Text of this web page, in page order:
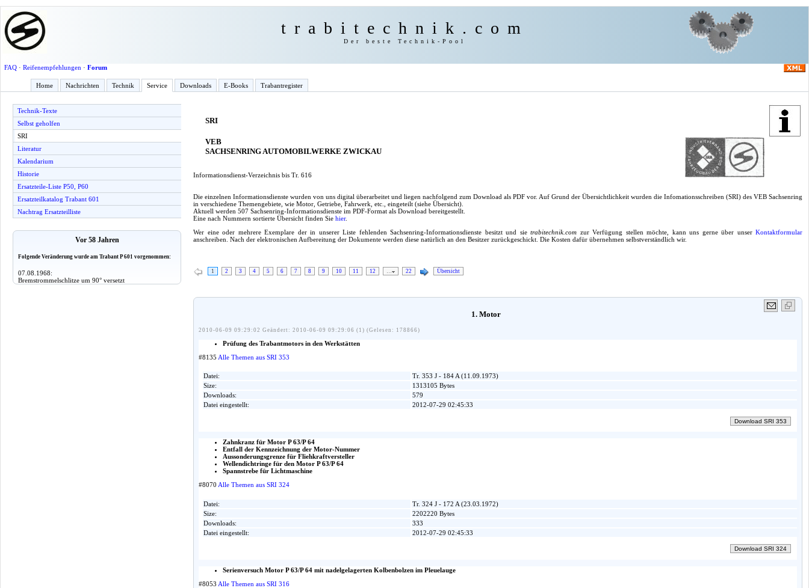
trabitechnik.com
Der beste Technik-Pool
FAQ· Reifenempfehlungen · Forum
Home Nachrichten Technik Service Downloads E-Books Trabantregister
Technik-Texte
Selbst geholfen
SRI
Literatur
Kalendarium
Historie
Ersatzteile-Liste P50, P60
Ersatzteilkatalog Trabant 601
Nachtrag Ersatzteilliste
Vor 58 Jahren
Folgende Veränderung wurde am Trabant P 601 vorgenommen:
07.08.1968:
Bremstrommelschlitze um 90° versetzt
SRI
VEB
SACHSENRING AUTOMOBILWERKE ZWICKAU
Informationsdienst-Verzeichnis bis Tr. 616
Die einzelnen Informationsdienste wurden von uns digital überarbeitet und liegen nachfolgend zum Download als PDF vor. Auf Grund der Übersichtlichkeit wurden die Infomationsschreiben (SRI) des VEB Sachsenring
in verschiedene Themengebiete, wie Motor, Getriebe, Fahrwerk, etc., eingeteilt (siehe Übersicht).
Aktuell werden 507 Sachsenring-Informationsdienste im PDF-Format als Download bereitgestellt.
Eine nach Nummern sortierte Übersicht finden Sie hier.
Wer eine oder mehrere Exemplare der in unserer Liste fehlenden Sachsenring-Informationsdienste besitzt und sie trabitechnik.com zur Verfügung stellen möchte, kann uns gerne über unser Kontaktformular
anschreiben. Nach der elektronischen Aufbereitung der Dokumente werden diese natürlich an den Besitzer zurückgeschickt. Die Kosten dafür übernehmen selbstverständlich wir.
1 2 3 4 5 6 7 8 9 10 11 12 … 22 Übersicht
1. Motor
2010-06-09 09:29:02 Geändert: 2010-06-09 09:29:06 (1) (Gelesen: 178866)
Prüfung des Trabantmotors in den Werkstätten
#8135 Alle Themen aus SRI 353
Datei:
Tr. 353 J - 184 A (11.09.1973)
Size:
1313105 Bytes
Downloads:
579
Datei eingestellt:
2012-07-29 02:45:33
Zahnkranz für Motor P 63/P 64
Entfall der Kennzeichnung der Motor-Nummer
Aussonderungsgrenze für Fliehkraftversteller
Wellendichtringe für den Motor P 63/P 64
Spannstrebe für Lichtmaschine
#8070 Alle Themen aus SRI 324
Datei:
Tr. 324 J - 172 A (23.03.1972)
Size:
2202220 Bytes
Downloads:
333
Datei eingestellt:
2012-07-29 02:45:33
Serienversuch Motor P 63/P 64 mit nadelgelagerten Kolbenbolzen im Pleuelauge
#8053 Alle Themen aus SRI 316